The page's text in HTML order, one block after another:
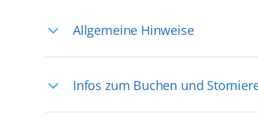
Allgemeine Hinweise
selten, sodass dort
das Reiseerlebnis
Infos zum Buchen und